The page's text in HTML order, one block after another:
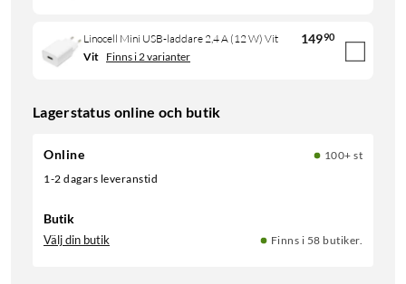
Linocell Mini USB-laddare 2,4 A (12 W) Vit 14990
Vit Finns i 2 varianter
Lagerstatus online och butik
Online
100+ st
1-2 dagars leveranstid
Butik
Välj din butik Finns i 58 butiker.